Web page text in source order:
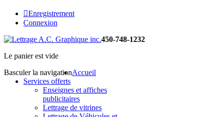
Enregistrement
Connexion
450-748-1232
Le panier est vide
Basculer la navigationAccueil
Services offerts
Enseignes et affiches
publicitaires
Lettrage de vitrines